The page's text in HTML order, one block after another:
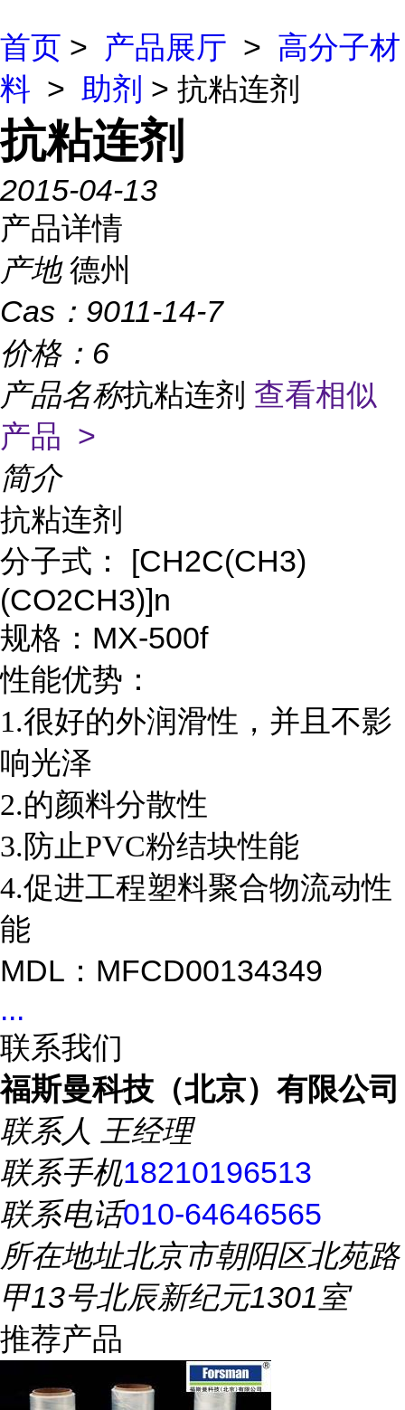
首页 > 产品展厅 > 高分子材
料 > 助剂 > 抗粘连剂
抗粘连剂
2015-04-13
产品详情
产地 德州
Cas： 9011-14-7
价格： 6
产品名称抗粘连剂 查看相似
产品 >
简介
抗粘连剂
分子式： [CH2C(CH3)
(CO2CH3)]n
规格：MX-500f
性能优势：
1.很好的外润滑性，并且不影
响光泽
2.的颜料分散性
3.防止PVC粉结块性能
4.促进工程塑料聚合物流动性
能
MDL：MFCD00134349
...
联系我们
福斯曼科技（北京）有限公司
联系人 王经理
联系手机18210196513
联系电话010-64646565
所在地址北京市朝阳区北苑路
甲13号北辰新纪元1301室
推荐产品